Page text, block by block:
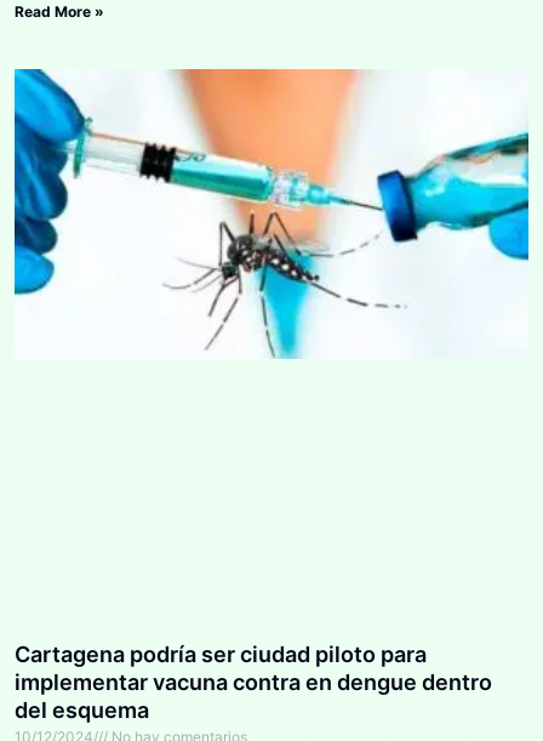
Read More »
Cartagena podría ser ciudad piloto para
implementar vacuna contra en dengue dentro
del esquema
10/12/2024 No hay comentarios